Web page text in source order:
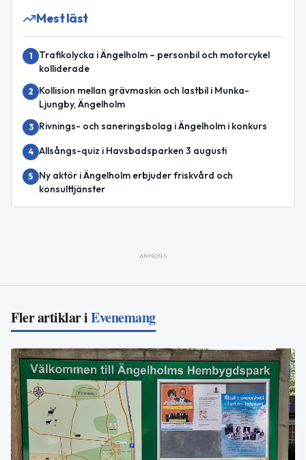
Mest läst
1
Trafikolycka i Ängelholm – personbil och motorcykel
kolliderade
2
Kollision mellan grävmaskin och lastbil i Munka-
Ljungby, Ängelholm
3 Rivnings- och saneringsbolag i Ängelholm i konkurs
4 Allsångs-quiz i Havsbadsparken 3 augusti
5
Ny aktör i Ängelholm erbjuder friskvård och
konsulttjänster
ANNONS
Fler artiklar iEvenemang